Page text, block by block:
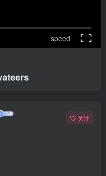
speed
关注